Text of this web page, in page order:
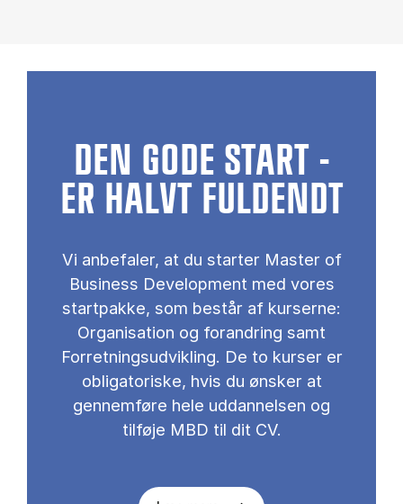
DEN GODE START -
ER HALVT FULDENDT
Vi anbefaler, at du starter Master of
Business Development med vores
startpakke, som består af kurserne:
Organisation og forandring samt
Forretningsudvikling. De to kurser er
obligatoriske, hvis du ønsker at
gennemføre hele uddannelsen og
tilføje MBD til dit CV.